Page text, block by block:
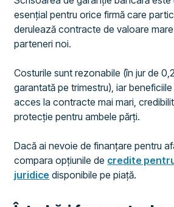
esențial pentru orice firmă care
derulează contracte de valoare
parteneri noi.
Costurile sunt rezonabile (în jur de
garantată pe trimestru), iar
acces la contracte mai mari,
protecție pentru ambele părți.
Dacă ai nevoie de finanțare pentru
compara opțiunile de credite
juridice disponibile pe piață.